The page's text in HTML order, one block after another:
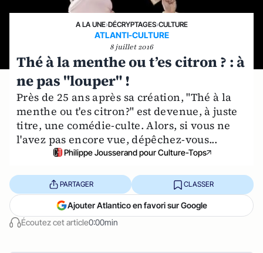
A LA UNE›DÉCRYPTAGES›CULTURE
ATLANTI-CULTURE
8 juillet 2016
Thé à la menthe ou t’es citron ? : à
ne pas "louper" !
Près de 25 ans après sa création, "Thé à la
menthe ou t'es citron?" est devenue, à juste
titre, une comédie-culte. Alors, si vous ne
l'avez pas encore vue, dépêchez-vous...
Philippe Jousserand pour Culture-Tops
Écoutez cet article0:00min
PARTAGER CLASSER
Ajouter Atlantico en favori sur Google